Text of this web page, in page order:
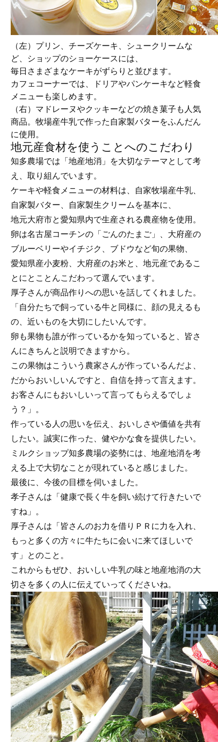
（左）プリン、チーズケーキ、シュークリームな
ど、ショップのショーケースには、
毎日さまざまなケーキがずらりと並びます。
カフェコーナーでは、ドリアやパンケーキなど軽食
メニューも楽しめます。
（右）マドレーヌやクッキーなどの焼き菓子も人気
商品。牧場産牛乳で作った自家製バターをふんだん
に使用。
地元産食材を使うことへのこだわり
知多農場では「地産地消」を大切なテーマとして考
え、取り組んでいます。
ケーキや軽食メニューの材料は、自家牧場産牛乳、
自家製バター、自家製生クリームを基本に、
地元大府市と愛知県内で生産される農産物を使用。
卵は名古屋コーチンの「ごんのたまご」、大府産の
ブルーベリーやイチジク、ブドウなど旬の果物、
愛知県産小麦粉、大府産のお米と、地元産であるこ
とにとことんこだわって選んでいます。
厚子さんが商品作りへの思いを話してくれました。
「自分たちで飼っている牛と同様に、顔の見えるも
の、近いものを大切にしたいんです。
卵も果物も誰が作っているかを知っていると、皆さ
んにきちんと説明できますから。
この果物はこういう農家さんが作っているんだよ、
だからおいしいんですと、自信を持って言えます。
お客さんにもおいしいって言ってもらえるでしょ
う？」。
作っている人の思いを伝え、おいしさや価値を共有
したい。誠実に作った、健やかな食を提供したい。
ミルクショップ知多農場の姿勢には、地産地消を考
える上で大切なことが現れていると感じました。
最後に、今後の目標を伺いました。
孝子さんは「健康で長く牛を飼い続けて行きたいで
すね」。
厚子さんは「皆さんのお力を借りＰＲに力を入れ、
もっと多くの方々に牛たちに会いに来てほしいで
す」とのこと。
これからもぜひ、おいしい牛乳の味と地産地消の大
切さを多くの人に伝えていってくださいね。